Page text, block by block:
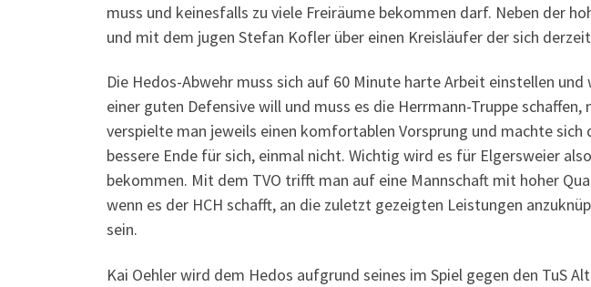
muss und keinesfalls zu viele Freiräume bekommen darf. Neben der
und mit dem jugen Stefan Kofler über einen Kreisläufer der sich
Die Hedos-Abwehr muss sich auf 60 Minute harte Arbeit einstellen
einer guten Defensive will und muss es die Herrmann-Truppe
verspielte man jeweils einen komfortablen Vorsprung und machte sich
bessere Ende für sich, einmal nicht. Wichtig wird es für Elgersweier
bekommen. Mit dem TVO trifft man auf eine Mannschaft mit hoher
wenn es der HCH schafft, an die zuletzt gezeigten Leistungen
sein.
Kai Oehler wird dem Hedos aufgrund seines im Spiel gegen den TuS